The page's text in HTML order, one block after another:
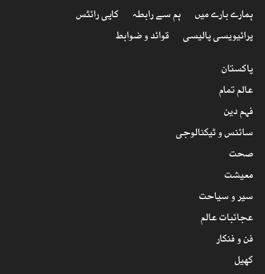
ہمارے بارے میں ہم سے رابطہ
کاپی رائٹس
پرائیویسی پالیسی
قوائد و ضوابط
پاکستان
عالم تمام
فہم دین
سائنس و ٹیکنالوجی
صحت
معیشت
سیر و سیاحت
عجائبات عالم
فن و فنکار
کھیل